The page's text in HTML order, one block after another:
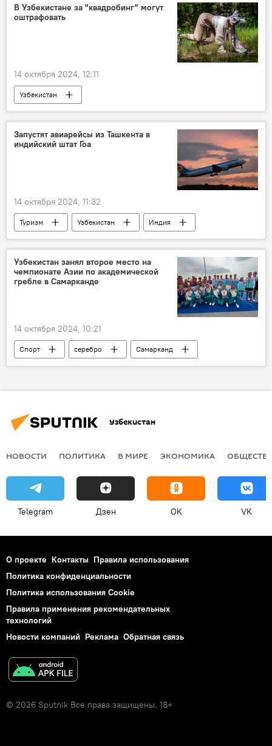
Общество
Геннадий Онищенко
Ташкент
В Узбекистане за "квадробинг" могут
оштрафовать
14 октября 2024, 12:11
Узбекистан
Министерство внутренних дел Узбекистана
штраф
дети
Общество
безопасность
Запустят авиарейсы из Ташкента в
индийский штат Гоа
14 октября 2024, 11:32
Туризм Узбекистан
Индия
Авиасообщение
новый рейс
Авиакомпания Uzbekistan Airways
Узбекистан занял второе место на
чемпионате Азии по академической
гребле в Самарканде
14 октября 2024, 10:21
Спорт серебро
Самарканд
Национальный Олимпийский комитет Узбекистана
Узбекистан
НОВОСТИ ПОЛИТИКА В МИРЕ ЭКОНОМИКА
Telegram Дзен OK VK
О проекте Контакты Правила использования
Политика конфиденциальности
Политика использования Cookie
Правила применения рекомендательных
технологий
Новости компаний Реклама Обратная связь
© 2026 Sputnik Все права защищены. 18+